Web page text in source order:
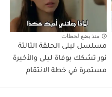
منذ بضع لحظات
مسلسل ليلى الحلقة الثالثة
نور تشكك بوفاة ليلى والأخيرة
مستمرة في خطة الانتقام